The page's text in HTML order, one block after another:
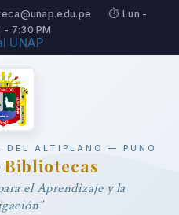
⏱ Lun -
- 7:30 PM
UNAP
DEL ALTIPLANO — PUNO
Bibliotecas
el Aprendizaje y la